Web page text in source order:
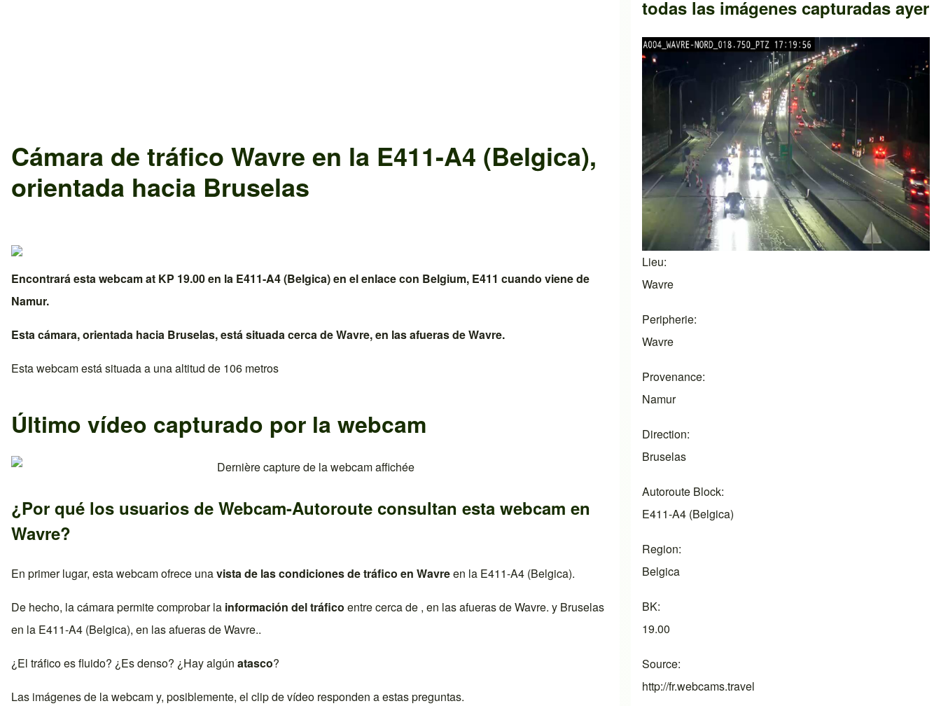
Cámara de tráfico Wavre en la E411-A4 (Belgica),
orientada hacia Bruselas
Encontrará esta webcam at KP 19.00 en la E411-A4 (Belgica)en el enlace con Belgium, E411 cuando viene de
Namur.
Esta cámara, orientada hacia Bruselas, está situada cerca deWavre, en las afueras deWavre.
Esta webcam está situada a una altitud de 106 metros
Último vídeo capturado por la webcam
¿Por qué los usuarios de Webcam-Autoroute consultan esta webcam en
Wavre?
En primer lugar, esta webcam ofrece unavista de las condiciones de tráfico en Wavreen la E411-A4 (Belgica).
De hecho, la cámara permite comprobar la información del tráfico entre cerca de , en las afueras deWavre. y Bruselas
en la E411-A4 (Belgica), en las afueras deWavre..
¿El tráfico es fluido? ¿Es denso? ¿Hay algún atasco?
Las imágenes de la webcam y, posiblemente, el clip de vídeo responden a estas preguntas.
todas las imágenes capturadas ayer
Lieu
Wavre
Peripherie
Wavre
Provenance
Namur
Direction
Bruselas
Autoroute Block
E411-A4 (Belgica)
Region
Belgica
BK
19.00
Source
http://fr.webcams.travel